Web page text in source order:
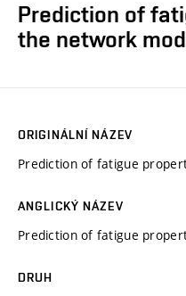
Prediction of
the network
ORIGINÁLNÍ NÁZEV
Prediction of fatigue
ANGLICKÝ NÁZEV
Prediction of fatigue
DRUH